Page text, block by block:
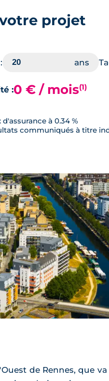
projet
:0 € / mois(1)
d'assurance à 0.34 %
communiqués à titre
de Rennes, que